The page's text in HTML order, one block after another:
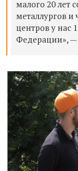
малого 20 лет
металлургов и
центров у нас
Федерации», —